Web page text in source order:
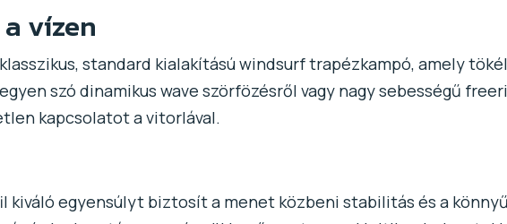
vízen
klasszikus, standard kialakítású windsurf trapézkampó, amely
szó dinamikus wave szörfözésről vagy nagy sebességű
kapcsolatot a vitorlával.
kiváló egyensúlyt biztosít a menet közbeni stabilitás és a